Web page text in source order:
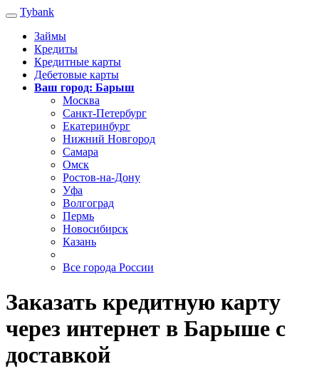
Tybank
Займы
Кредиты
Кредитные карты
Дебетовые карты
Ваш город: Барыш
Москва
Санкт-Петербург
Екатеринбург
Нижний Новгород
Самара
Омск
Ростов-на-Дону
Уфа
Волгоград
Пермь
Новосибирск
Казань
Все города России
Заказать кредитную карту
через интернет в Барыше с
доставкой